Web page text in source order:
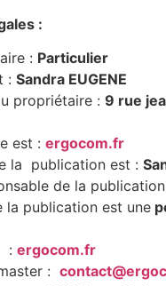
:
: Particulier
: Sandra EUGENE
propriétaire : 9 rue
est : ergocom.fr
la publication est :
de la
la publication est une
: ergocom.fr
: